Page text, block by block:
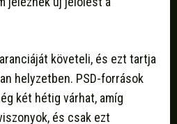
követeli, és ezt tartja
helyzetben. PSD-források
két hétig várhat, amíg
és csak ezt